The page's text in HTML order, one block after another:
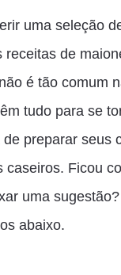
uma seleção
receitas de
é tão comum
tudo para se
preparar seus
caseiros. Ficou
uma
abaixo.